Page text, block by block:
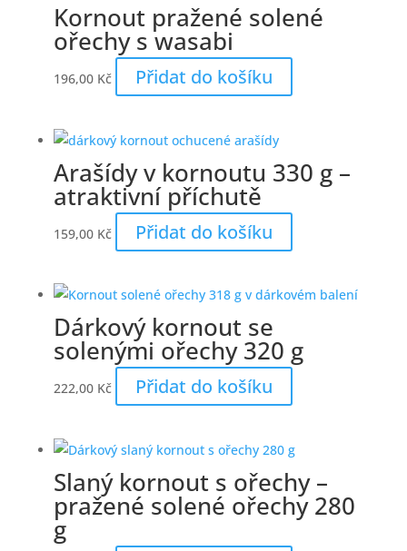
Kornout pražené solené
ořechy s wasabi
196,00 Kč Přidat do košíku
Arašídy v kornoutu 330 g –
atraktivní příchutě
159,00 Kč Přidat do košíku
Dárkový kornout se
solenými ořechy 320 g
222,00 Kč Přidat do košíku
Slaný kornout s ořechy –
pražené solené ořechy 280
g